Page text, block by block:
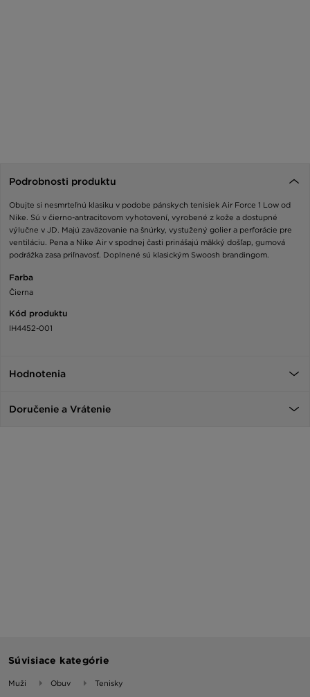
Podrobnosti produktu
Obujte si nesmrteľnú klasiku v podobe pánskych tenisiek Air Force 1 Low od
Nike. Sú v čierno-antracitovom vyhotovení, vyrobené z kože a dostupné
výlučne v JD. Majú zaväzovanie na šnúrky, vystužený golier a perforácie pre
ventiláciu. Pena a Nike Air v spodnej časti prinášajú mäkký došľap, gumová
podrážka zasa priľnavosť. Doplnené sú klasickým Swoosh brandingom.
Farba
Čierna
Kód produktu
IH4452-001
Hodnotenia
Doručenie a Vrátenie
Súvisiace kategórie
Muži Obuv Tenisky